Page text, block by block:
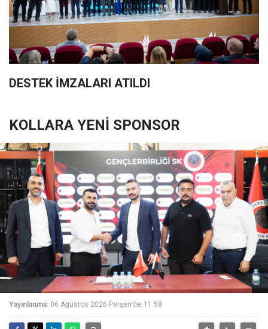
DESTEK İMZALARI ATILDI
KOLLARA YENİ SPONSOR
Yayınlanma: 06 Ağustos 2026 Perşembe 11:58